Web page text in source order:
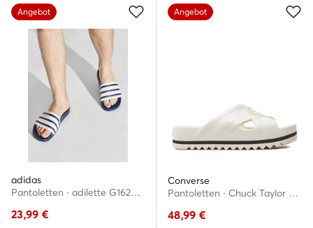
Angebot
adidas
Pantoletten · adilette G16220 · Weiß
23,99 €
Angebot
Converse
Pantoletten · Chuck Taylor All Star Lounge Sandal Lite Cx A06477C · Beige
48,99 €